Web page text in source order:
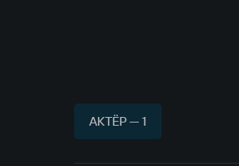
АКТЁР — 1